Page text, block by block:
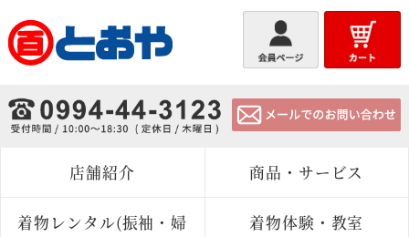
とおや
店舗紹介 商品・サービス
着物レンタル(振袖・婦
着物体験・教室